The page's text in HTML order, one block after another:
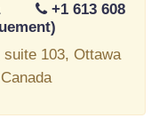
+1 613 608
103, Ottawa